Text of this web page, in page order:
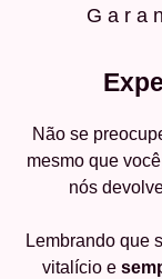
Não se
mesmo que
nós
Lembrando que
vitalício e